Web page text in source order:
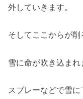
外していきます。
そしてここからが削
雪に命が吹き込まれ
スプレーなどで雪